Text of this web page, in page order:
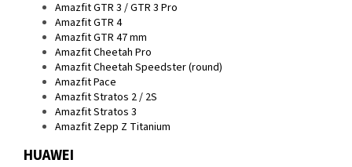
Amazfit GTR 3 / GTR 3 Pro
Amazfit GTR 4
Amazfit GTR 47 mm
Amazfit Cheetah Pro
Amazfit Cheetah Speedster (round)
Amazfit Pace
Amazfit Stratos 2 / 2S
Amazfit Stratos 3
Amazfit Zepp Z Titanium
HUAWEI